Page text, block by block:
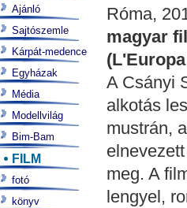
Róma,
magyar
A Csányi
alkotás
mustrán,
meg. A
lengyel,
Ajánló
Sajtószemle
Kárpát-medence
Egyházak
Média
Modellvilág
Bim-Bam
FILM
fotó
könyv